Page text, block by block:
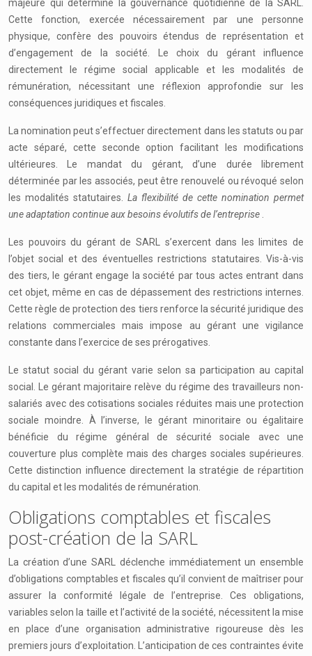
majeure qui détermine la gouvernance quotidienne de la SARL.
Cette fonction, exercée nécessairement par une personne
physique, confère des pouvoirs étendus de représentation et
d’engagement de la société. Le choix du gérant influence
directement le régime social applicable et les modalités de
rémunération, nécessitant une réflexion approfondie sur les
conséquences juridiques et fiscales.
La nomination peut s’effectuer directement dans les statuts ou par
acte séparé, cette seconde option facilitant les modifications
ultérieures. Le mandat du gérant, d’une durée librement
déterminée par les associés, peut être renouvelé ou révoqué selon
les modalités statutaires. La flexibilité de cette nomination permet
une adaptation continue aux besoins évolutifs de l’entreprise
Les pouvoirs du gérant de SARL s’exercent dans les limites de
l’objet social et des éventuelles restrictions statutaires. Vis-à-vis
des tiers, le gérant engage la société par tous actes entrant dans
cet objet, même en cas de dépassement des restrictions internes.
Cette règle de protection des tiers renforce la sécurité juridique des
relations commerciales mais impose au gérant une vigilance
constante dans l’exercice de ses prérogatives.
Le statut social du gérant varie selon sa participation au capital
social. Le gérant majoritaire relève du régime des travailleurs non-
salariés avec des cotisations sociales réduites mais une protection
sociale moindre. À l’inverse, le gérant minoritaire ou égalitaire
bénéficie du régime général de sécurité sociale avec une
couverture plus complète mais des charges sociales supérieures.
Cette distinction influence directement la stratégie de répartition
du capital et les modalités de rémunération.
Obligations comptables et fiscales
post-création de la SARL
La création d’une SARL déclenche immédiatement un ensemble
d’obligations comptables et fiscales qu’il convient de maîtriser pour
assurer la conformité légale de l’entreprise. Ces obligations,
variables selon la taille et l’activité de la société, nécessitent la mise
en place d’une organisation administrative rigoureuse dès les
premiers jours d’exploitation. L’anticipation de ces contraintes évite